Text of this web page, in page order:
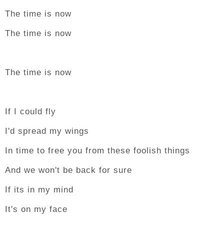
The time is now
The time is now
The time is now
If I could fly
I'd spread my wings
In time to free you from these foolish things
And we won't be back for sure
If its in my mind
It's on my face